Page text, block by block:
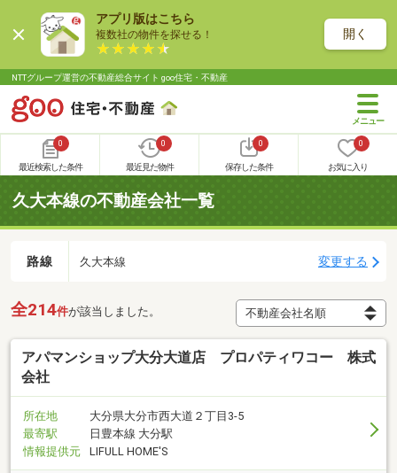
アプリ版はこちら
複数社の物件を探せる！ 開く
NTTグループ運営の不動産総合サイト goo住宅・不動産
0
最近検索した条件
0
最近見た物件
0
保存した条件
0
お気に入り
久大本線の不動産会社一覧
路線 久大本線 変更する
全214件が該当しました。
アパマンショップ大分大道店 プロパティワコー 株式
会社
所在地
大分県大分市西大道２丁目3-5
最寄駅
日豊本線 大分駅
情報提供元
LIFULL HOME'S